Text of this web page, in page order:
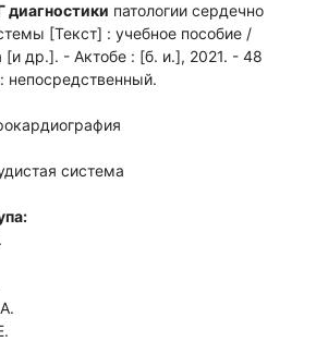
диагностики патологии сердечно
[Текст] : учебное пособие /
др.]. - Актобе : [б. и.], 2021. - 48
непосредственный.
система